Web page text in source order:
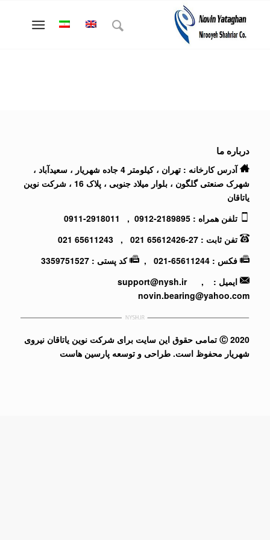
درباره ما
آدرس کارخانه : تهران ، کیلومتر 4 جاده شهریار ، سعیدآباد ،
شهرک صنعتی گلگون ، بلوار میلاد جنوبی ، پلاک 16 ، شرکت نوین
یاتاقان
تلفن همراه : 2189895-0912
,
2918011-0911
تفن ثابت : 27-65612426 021
,
65611243 021
فکس : 65611244-021 ,
کد پستی : 3359751527
ایمیل :
support@nysh.ir,
novin.bearing@yahoo.com
2020 Ⓒ تمامی حقوق این سایت برای شرکت نوین یاتاقان نیروی
شهریار محفوظ است. طراحی و توسعه پارسین هاست